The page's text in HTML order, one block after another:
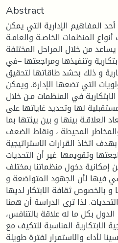
Abstract
أحد المفاهيم الإدارية التي يمكن
المنظمات الخاصـة والعامـة
من خلال المراحل المختلفة
وتنفيذها ومراجعتها –في
و ذلك بحشد طاقاتها لتحقيق
التي تضعها الإدارة. ويمكن
في المنظمات مـن خلال
لها وتحديد غاياتها على
العلاقـة بينها و بين بيئتها بما
المحيطة ، ونقاط الضعف
اتخاذ القرارات الاستراتيجية
وتقويمها .غير أن التحديات
إمكانية دخول منظماتنا بمختلف
فيها لأن الجهود المتواضعة و
و بالخصوص ثقافة الابتكار لديها
لذا ترى الدراسة أن همنا
بكل ما له علاقة بالتنافس،
الابتكارية المناسبة للتكيف مع
لأداء والاستمرار لفترة طويلة.